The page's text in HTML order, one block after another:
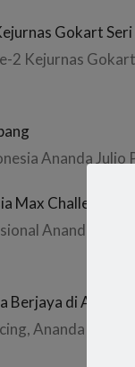
Gokart Seri
2 Kejurnas
Ananda
Max Challenge
Ananda
di Asia
Ananda Julio